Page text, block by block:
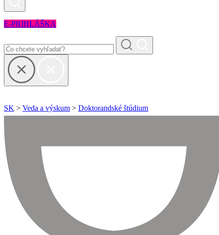
E-PRIHLÁŠKA
SK > Veda a výskum > Doktorandské štúdium